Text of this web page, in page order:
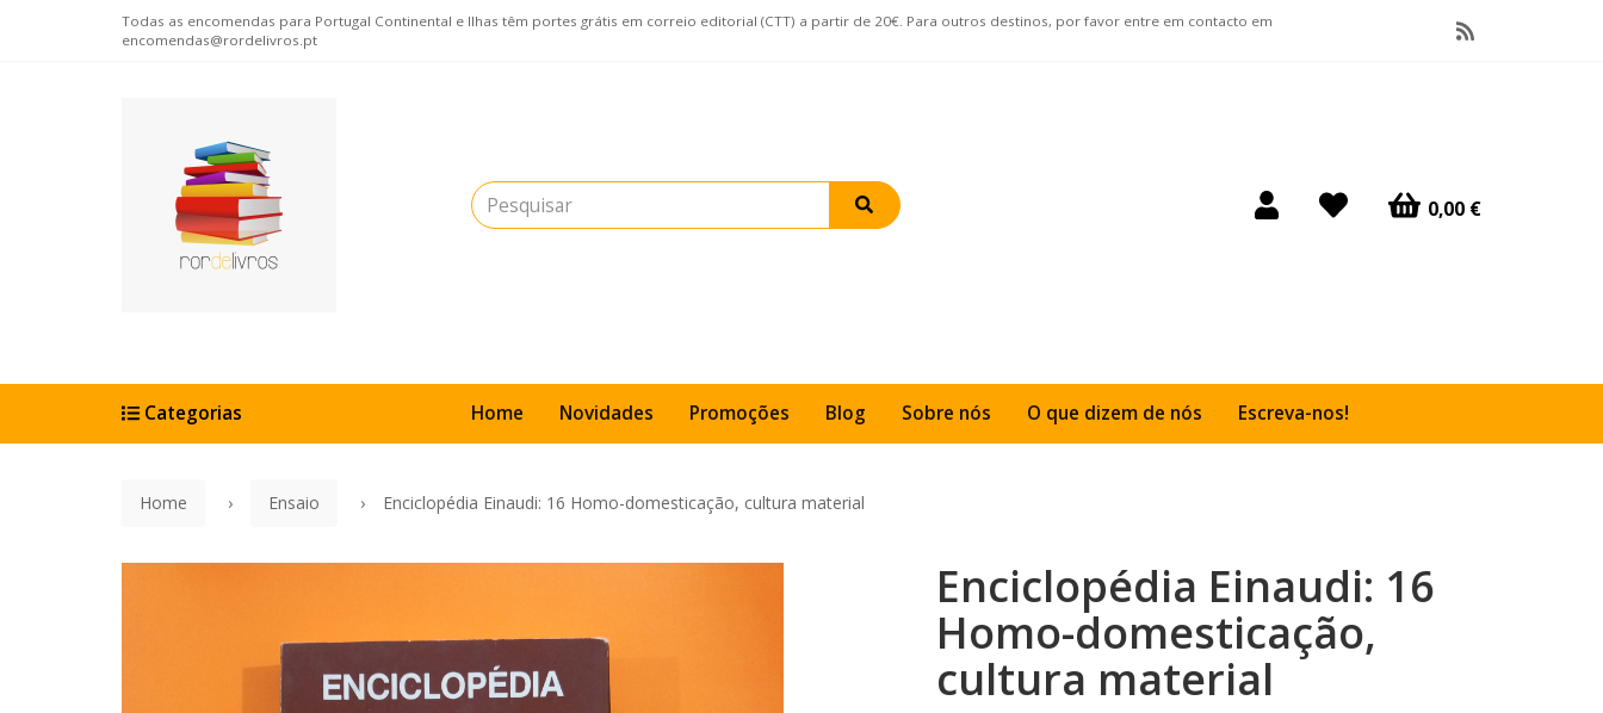
Todas as encomendas para Portugal Continental e Ilhas têm portes grátis em correio editorial (CTT) a partir de 20€. Para outros destinos, por favor entre em contacto em
encomendas@rordelivros.pt
0,00 €
Home Novidades Promoções Blog Sobre nós O que dizem de nós Escreva-nos!
Categorias
Home Ensaio Enciclopédia Einaudi: 16 Homo-domesticação, cultura material
Enciclopédia Einaudi: 16
Homo-domesticação,
cultura material